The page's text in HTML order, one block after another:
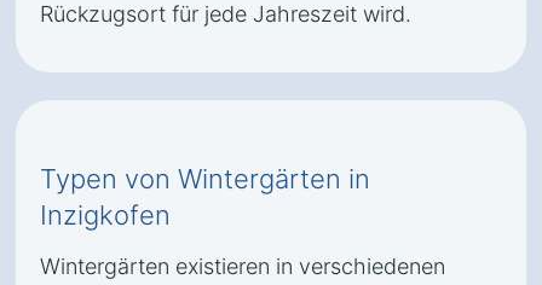
Rückzugsort für jede Jahreszeit wird.
Typen von Wintergärten in
Inzigkofen
Wintergärten existieren in verschiedenen